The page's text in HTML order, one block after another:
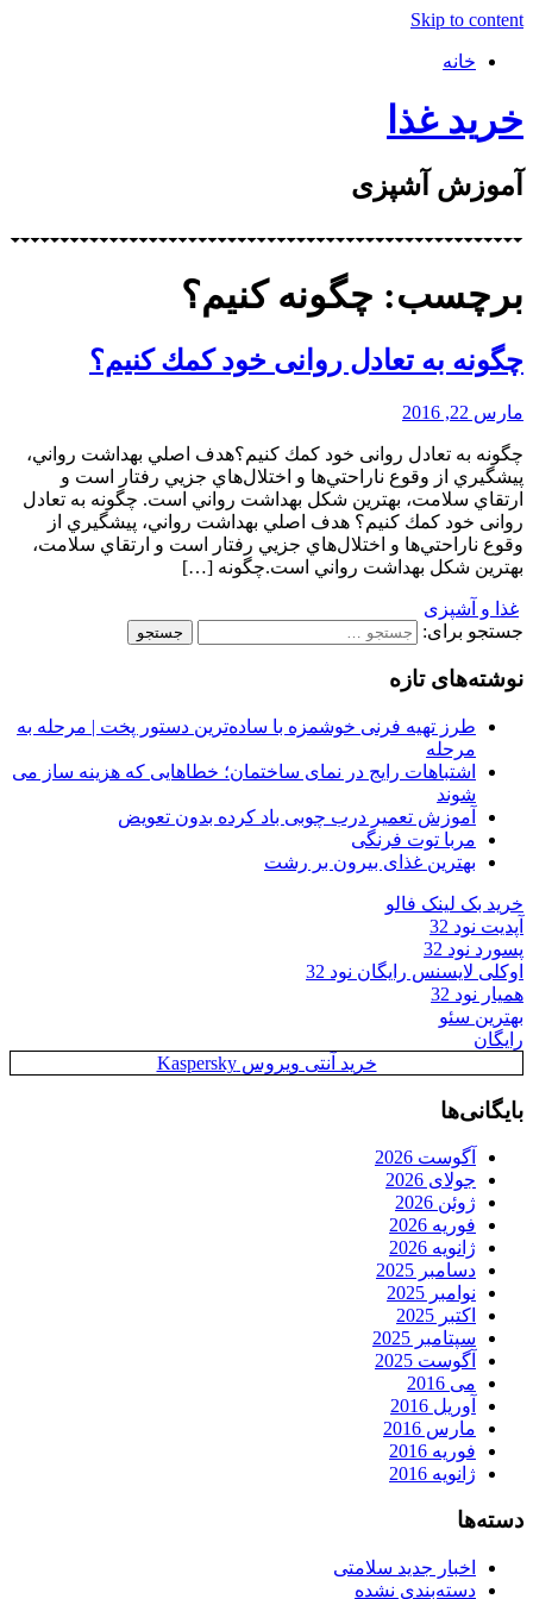
Skip to content
خانه
خرید غذا
آموزش آشپزی
برچسب: چگونه كنيم؟
چگونه به تعادل روانی خود كمك كنيم؟
مارس 22, 2016
چگونه به تعادل روانی خود كمك كنيم؟هدف اصلي بهداشت رواني،
پيشگيري از وقوع ناراحتي‌ها و اختلال‌هاي جزیي رفتار است و
ارتقاي سلامت، بهترين شكل بهداشت رواني است. چگونه به تعادل
روانی خود كمك كنيم؟ هدف اصلي بهداشت رواني، پيشگيري از
وقوع ناراحتي‌ها و اختلال‌هاي جزیي رفتار است و ارتقاي سلامت،
بهترين شكل بهداشت رواني است.چگونه […]
غذا و آشپزی
جستجو برای:
نوشته‌های تازه
طرز تهیه فرنی خوشمزه با ساده‌ترین دستور پخت | مرحله به
مرحله
اشتباهات رایج در نمای ساختمان؛ خطاهایی که هزینه ساز می
شوند
آموزش تعمیر درب چوبی باد کرده بدون تعویض
مربا توت فرنگی
بهترین غذای بیرون بر رشت
خرید بک لینک فالو
آپدیت نود 32
پسورد نود 32
اوکلی لایسنس رایگان نود 32
همیار نود 32
بهترین سئو
رایگان
خرید آنتی ویروس Kaspersky
بایگانی‌ها
آگوست 2026
جولای 2026
ژوئن 2026
فوریه 2026
ژانویه 2026
دسامبر 2025
نوامبر 2025
اکتبر 2025
سپتامبر 2025
آگوست 2025
می 2016
آوریل 2016
مارس 2016
فوریه 2016
ژانویه 2016
دسته‌ها
اخبار جدید سلامتی
دسته‌بندی نشده